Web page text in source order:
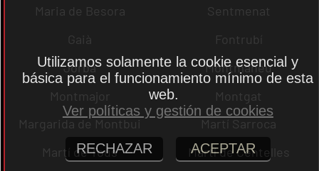
Maria de Besora
Sentmenat
Gaià
Fontrubí
Jorba
Montmaneu
Montmajor
Montgat
Margarida de Montbui
Martí Sarroca
Martí de Tous
Martí de Centelles
Utilizamos solamente la cookie esencial y
básica para el funcionamiento mínimo de esta
web.
Ver políticas y gestión de cookies
RECHAZAR ACEPTAR